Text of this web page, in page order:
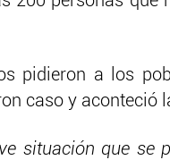
pidieron a los
caso y aconteció
situación que se